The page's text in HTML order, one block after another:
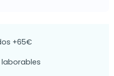
+65€
laborables